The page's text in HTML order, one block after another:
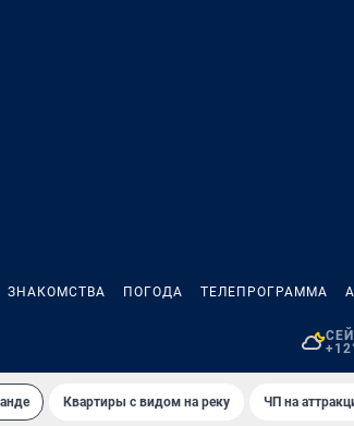
ЗНАКОМСТВА ПОГОДА ТЕЛЕПРОГРАММА
Квартиры с видом на реку ЧП на